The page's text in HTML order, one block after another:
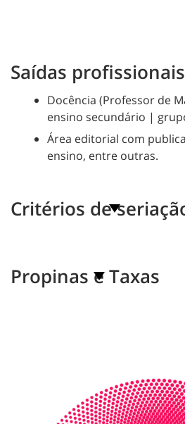
Saídas profissionais
Docência (Professor de
ensino secundário |
Área editorial com
ensino, entre outras.
Critérios de
Propinas e Taxas